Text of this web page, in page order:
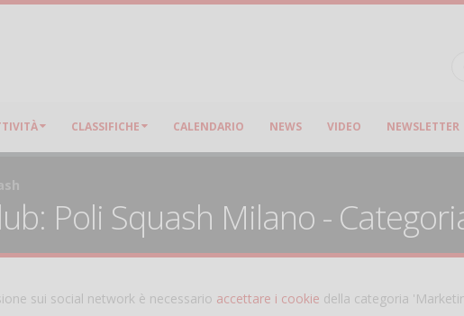
CLASSIFICHE CALENDARIO NEWS VIDEO NEWSLETTER
Poli Squash Milano -
sui social network è necessario accettare i cookie della categoria